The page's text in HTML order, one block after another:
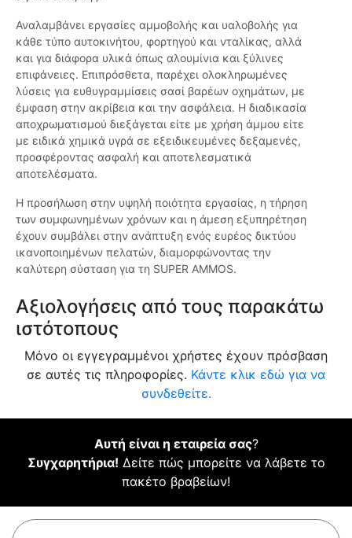
Αναλαμβάνει εργασίες αμμοβολής και υαλοβολής για
κάθε τύπο αυτοκινήτου, φορτηγού και νταλίκας, αλλά
και για διάφορα υλικά όπως αλουμίνια και ξύλινες
επιφάνειες. Επιπρόσθετα, παρέχει ολοκληρωμένες
λύσεις για ευθυγραμμίσεις σασί βαρέων οχημάτων, με
έμφαση στην ακρίβεια και την ασφάλεια. Η διαδικασία
αποχρωματισμού διεξάγεται είτε με χρήση άμμου είτε
με ειδικά χημικά υγρά σε εξειδικευμένες δεξαμενές,
προσφέροντας ασφαλή και αποτελεσματικά
αποτελέσματα.
Η προσήλωση στην υψηλή ποιότητα εργασίας, η τήρηση
των συμφωνημένων χρόνων και η άμεση εξυπηρέτηση
έχουν συμβάλει στην ανάπτυξη ενός ευρέος δικτύου
ικανοποιημένων πελατών, διαμορφώνοντας την
καλύτερη σύσταση για τη SUPER AMMOS.
Αξιολογήσεις από τους παρακάτω
ιστότοπους
Μόνο οι εγγεγραμμένοι χρήστες έχουν πρόσβαση
σε αυτές τις πληροφορίες. Κάντε κλικ εδώ για να
συνδεθείτε.
Αυτή είναι η εταιρεία σας?
Συγχαρητήρια! Δείτε πώς μπορείτε να λάβετε το
πακέτο βραβείων!